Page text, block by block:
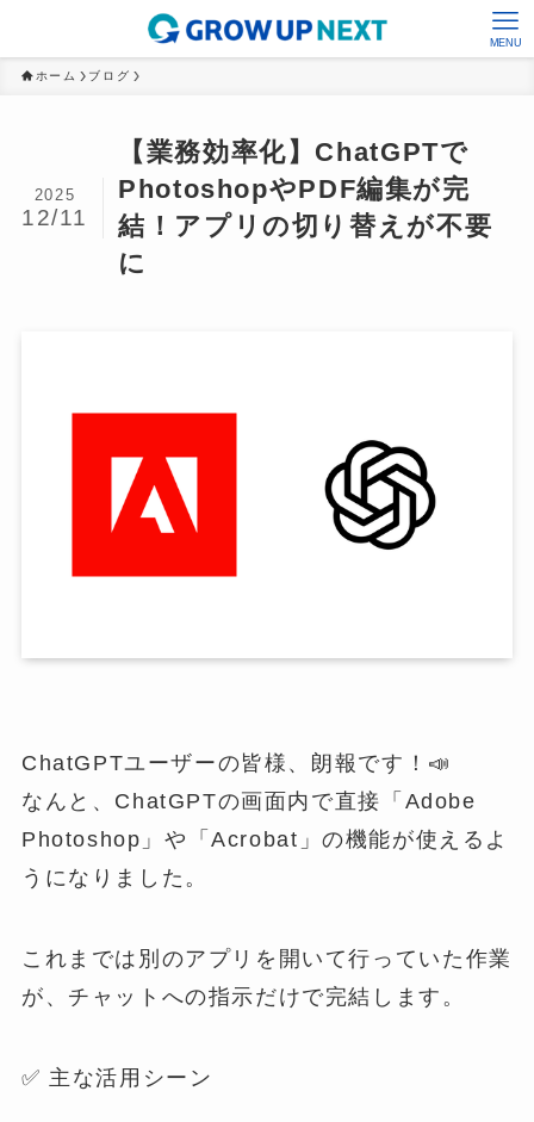
MENU
ホーム ブログ
【業務効率化】ChatGPTで
PhotoshopやPDF編集が完
結！アプリの切り替えが不要
に
2025
12/11
ChatGPTユーザーの皆様、朗報です！📣
なんと、ChatGPTの画面内で直接「Adobe
Photoshop」や「Acrobat」の機能が使えるよ
うになりました。
これまでは別のアプリを開いて行っていた作業
が、チャットへの指示だけで完結します。
✅ 主な活用シーン